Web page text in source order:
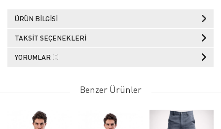
ÜRÜN BILGISI
TAKSIT SEÇENEKLERI
YORUMLAR (0)
Benzer Ürünler